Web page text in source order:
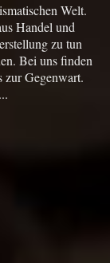
Welt.
Handel und
zu tun
Bei uns finden
zur Gegenwart.